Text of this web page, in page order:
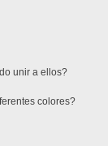
unir a ellos?
colores?